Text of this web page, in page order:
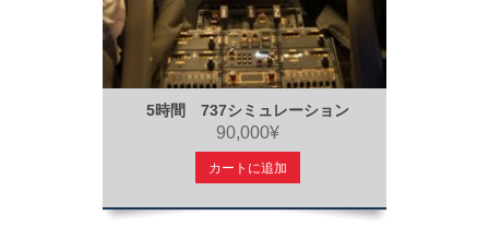
5時間 737シミュレーション
90,000¥
カートに追加